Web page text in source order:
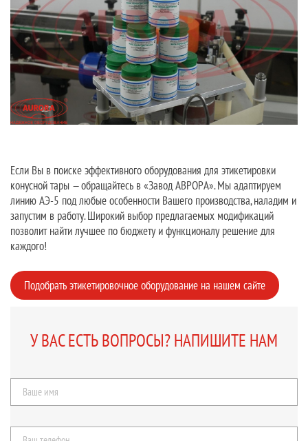
Если Вы в поиске эффективного оборудования для этикетировки
конусной тары — обращайтесь в «Завод АВРОРА». Мы адаптируем
линию АЭ-5 под любые особенности Вашего производства, наладим и
запустим в работу. Широкий выбор предлагаемых модификаций
позволит найти лучшее по бюджету и функционалу решение для
каждого!
Подобрать этикетировочное оборудование на нашем сайте
У ВАС ЕСТЬ ВОПРОСЫ? НАПИШИТЕ НАМ